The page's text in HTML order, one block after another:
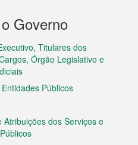
Governo
Titulares dos
Órgão Legislativo e
Públicos
Atribuições dos Serviços e